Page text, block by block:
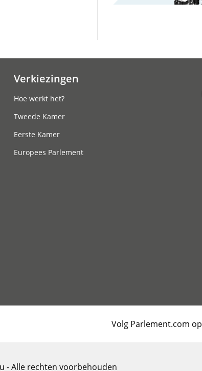
Verkiezingen
Hoe werkt het?
Tweede Kamer
Eerste Kamer
Europees Parlement
Volg Parlement.com op
- Alle rechten voorbehouden